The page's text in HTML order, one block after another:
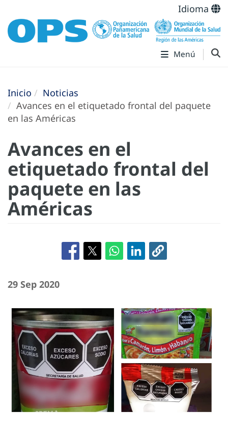
Idioma
Menú
Inicio
Noticias
Avances en el etiquetado frontal del paquete
en las Américas
Avances en el
etiquetado frontal del
paquete en las
Américas
29 Sep 2020